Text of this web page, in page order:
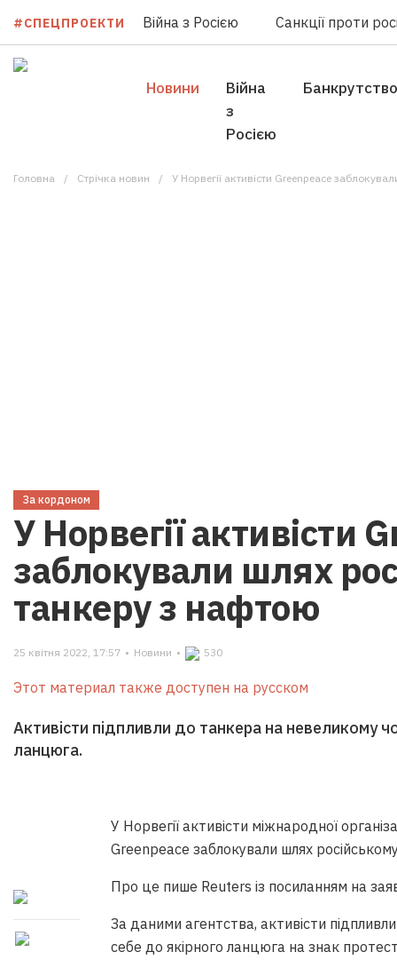
#СПЕЦПРОЕКТИ Війна з Росією Санкції проти
Новини
Війна
з
Росією
Банкрутство
Головна Стрічка новин У Норвегії активісти Greenpeace
За кордоном
У Норвегії активісти
заблокували шлях
танкеру з нафтою
25 квітня 2022, 17:57 • Новини • 530
Этот материал также доступен на русском
Активісти підпливли до танкера на невеликому
ланцюга.
У Норвегії активісти міжнародної
Greenpeace заблокували шлях
Про це пише Reuters із посиланням на
За даними агентства, активісти
себе до якірного ланцюга на знак